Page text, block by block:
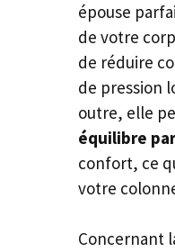
épouse
de votre
de réduire
de pression
outre, elle
équilibre
confort, ce
votre
Concernant